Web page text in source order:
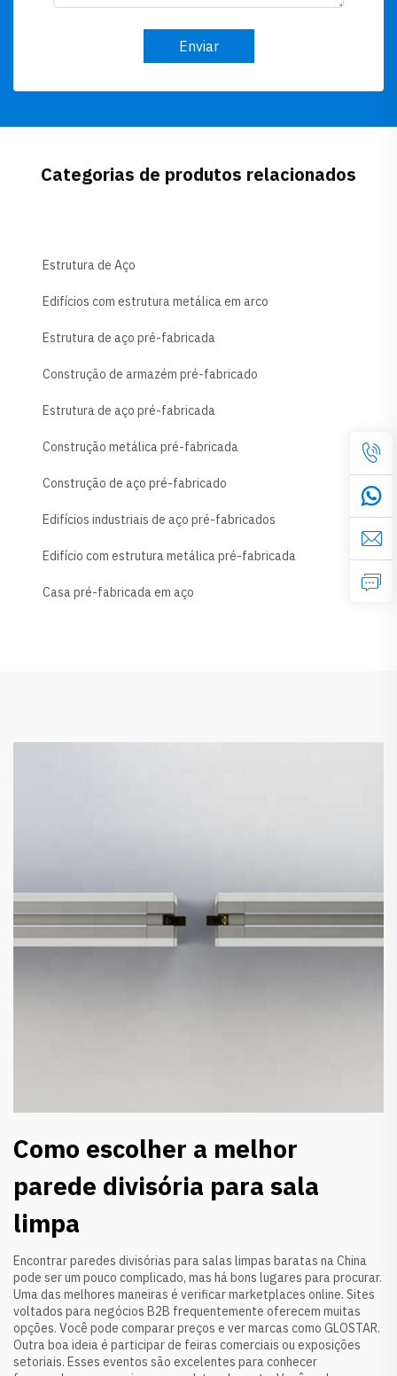
Enviar
Categorias de produtos relacionados
Estrutura de Aço
Edifícios com estrutura metálica em arco
Estrutura de aço pré-fabricada
Construção de armazém pré-fabricado
Estrutura de aço pré-fabricada
Construção metálica pré-fabricada
Construção de aço pré-fabricado
Edifícios industriais de aço pré-fabricados
Edifício com estrutura metálica pré-fabricada
Casa pré-fabricada em aço
Como escolher a melhor
parede divisória para sala
limpa
Encontrar paredes divisórias para salas limpas baratas na China
pode ser um pouco complicado, mas há bons lugares para procurar.
Uma das melhores maneiras é verificar marketplaces online. Sites
voltados para negócios B2B frequentemente oferecem muitas
opções. Você pode comparar preços e ver marcas como GLOSTAR.
Outra boa ideia é participar de feiras comerciais ou exposições
setoriais. Esses eventos são excelentes para conhecer